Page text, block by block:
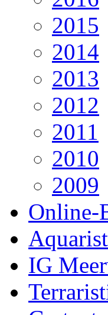
2015
2014
2013
2012
2011
2010
2009
Online-
IG